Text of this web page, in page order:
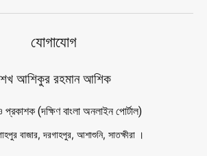
যোগাযোগ
আশিকুর রহমান আশিক
(দক্ষিণ বাংলা অনলাইন পোর্টাল)
বাজার, দরগাহপুর, আশাশুনি, সাতক্ষীরা ।